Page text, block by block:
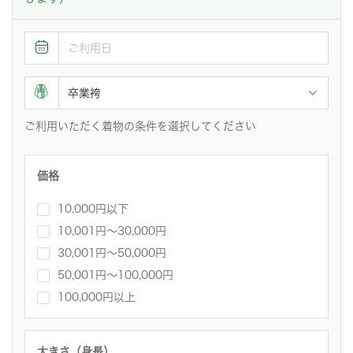
ご利用いただく着物の条件を選択してください
価格
10,000円以下
10,001円〜30,000円
30,001円～50,000円
50,001円～100,000円
100,000円以上